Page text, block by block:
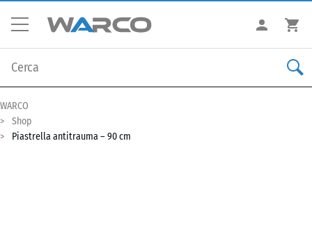
WARCO
Shop
Piastrella antitrauma – 90 cm